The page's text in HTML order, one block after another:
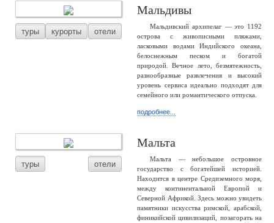
туры курорты отели
Мальдивы
Мальдивский архипелаг — это 1192
острова с живописными пляжами,
ласковыми водами Индийского океана,
белоснежным песком и богатой
природой. Вечное лето, безмятежность,
разнообразные развлечения и высокий
уровень сервиса идеально подходят для
семейного или романтического отпуска.
подробнее...
туры отели
Мальта
Мальта — небольшое островное
государство с богатейшей историей.
Находится в центре Средиземного моря,
между континентальной Европой и
Северной Африкой. Здесь можно увидеть
памятники искусства римской, арабской,
финикийской цивилизаций, позагорать на